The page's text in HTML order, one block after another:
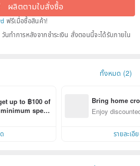
ผลิตตามใบสั่งซื้อ
ฟรีเมื่อซื้อสินค้า!
ทำการหลังจากชำระเงิน สั่งตอนนี้จะได้รับภายใน
ทั้งหมด (2)
up to ฿100 of
spen
Bring home
n with ease
Enjoy
รายละเอี